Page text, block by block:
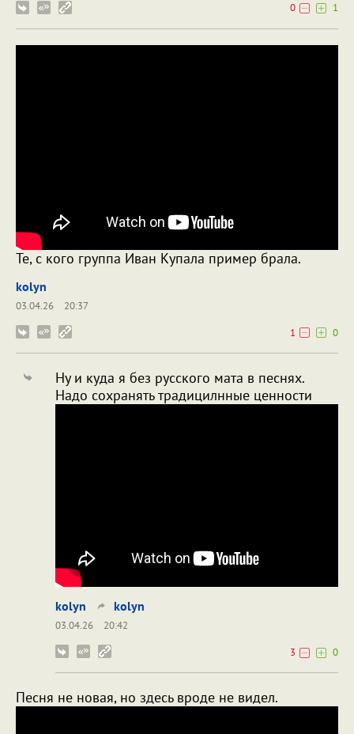
0
1
Те, с кого группа Иван Купала пример брала.
kolyn
03.04.26
20:37
1
0
Ну и куда я без русского мата в песнях.
Надо сохранять традицилнные ценности
kolyn kolyn
03.04.26
20:42
3
0
Песня не новая, но здесь вроде не видел.